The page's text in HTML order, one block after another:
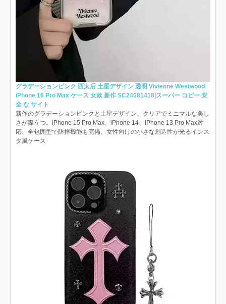
グラデーションピンク 西太后 土星デザイン 透明 Vivienne Westwood
iPhone 16 Pro Max ケース 女款 新作 SC24081418|スーパー コピー 安
全 な サイト
新作のグラデーションピンクと土星デザイン、クリアでミニマルな美し
さが際立つ。iPhone 15 Pro Max、iPhone 14、iPhone 13 Pro Max対
応、全包囲型で防摔機能も完備。女性向けの小さな創造性が光るインス
タ風ケース